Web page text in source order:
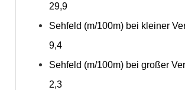
29,9
Sehfeld (m/100m) bei kleiner
9,4
Sehfeld (m/100m) bei großer
2,3